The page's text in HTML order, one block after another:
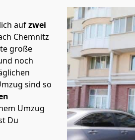
aufzwei
Chemnitz
große
noch
sind so
Umzug
Du